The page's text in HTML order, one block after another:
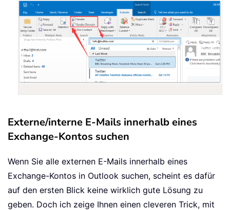
Externe/interne E-Mails innerhalb eines
Exchange-Kontos suchen
Wenn Sie alle externen E-Mails innerhalb eines
Exchange-Kontos in Outlook suchen, scheint es dafür
auf den ersten Blick keine wirklich gute Lösung zu
geben. Doch ich zeige Ihnen einen cleveren Trick, mit